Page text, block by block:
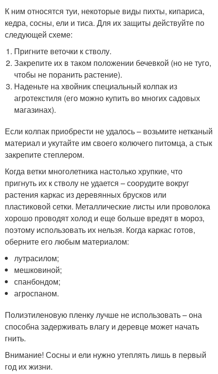
К ним относятся туи, некоторые виды пихты, кипариса,
кедра, сосны, ели и тиса. Для их защиты действуйте по
следующей схеме:
Пригните веточки к стволу.
Закрепите их в таком положении бечевкой (но не туго,
чтобы не поранить растение).
Наденьте на хвойник специальный колпак из
агротекстиля (его можно купить во многих садовых
магазинах).
Если колпак приобрести не удалось – возьмите нетканый
материал и укутайте им своего колючего питомца, а стык
закрепите степлером.
Когда ветки многолетника настолько хрупкие, что
пригнуть их к стволу не удается – соорудите вокруг
растения каркас из деревянных брусков или
пластиковой сетки. Металлические листы или проволока
хорошо проводят холод и еще больше вредят в мороз,
поэтому использовать их нельзя. Когда каркас готов,
оберните его любым материалом:
лутрасилом;
мешковиной;
спанбондом;
агроспаном.
Полиэтиленовую пленку лучше не использовать – она
способна задерживать влагу и деревце может начать
гнить.
Внимание! Сосны и ели нужно утеплять лишь в первый
год их жизни.